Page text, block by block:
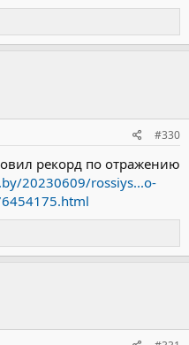
#330
рекорд по отражению
20230609/rossiys...o-